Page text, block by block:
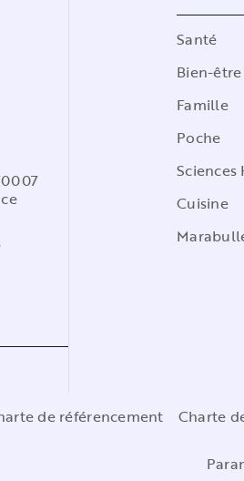
Santé
Bien-
Famille
Poche
Sciences
Cuisine
de référencement Charte